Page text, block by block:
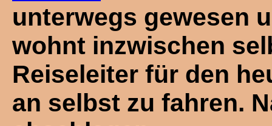
unterwegs gewesen
wohnt inzwischen
Reiseleiter für den
an selbst zu fahren.